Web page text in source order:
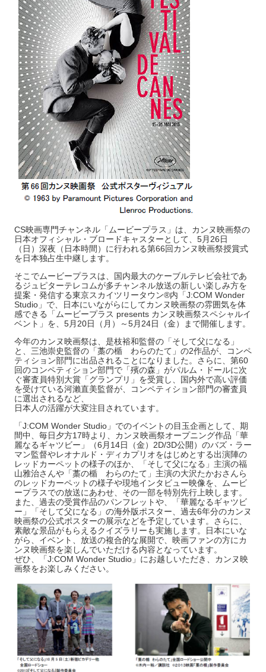
CS映画専門チャンネル「ムービープラス」は、カンヌ映画祭の
日本オフィシャル・ブロードキャスターとして、5月26日
（日）深夜（日本時間）に行われる第66回カンヌ映画祭授賞式
を日本独占生中継します。
そこでムービープラスは、国内最大のケーブルテレビ会社であ
るジュピターテレコムが多チャンネル放送の新しい楽しみ方を
提案・発信する東京スカイツリータウン®内「J:COM Wonder
Studio」で、日本にいながらにしてカンヌ映画祭の雰囲気を体
感できる「ムービープラス presents カンヌ映画祭スペシャルイ
ベント」を、5月20日（月）～5月24日（金）まで開催します。
今年のカンヌ映画祭は、是枝裕和監督の「そして父になる」
と、三池崇史監督の「藁の楯 わらのたて」の2作品が、コンペ
ティション部門に出品されることになりました。さらに、第60
回のコンペティション部門で「殯の森」がパルム・ドールに次
ぐ審査員特別大賞「グランプリ」を受賞し、国内外で高い評価
を受けている河瀨直美監督が、コンペティション部門の審査員
に選出されるなど、
日本人の活躍が大変注目されています。
「J:COM Wonder Studio」でのイベントの目玉企画として、期
間中、毎日夕方17時より、カンヌ映画祭オープニング作品「華
麗なるギャツビー」（6月14日（金）2D/3D公開）のバズ・ラー
マン監督やレオナルド・ディカプリオをはじめとする出演陣の
レッドカーペットの様子のほか、「そして父になる」主演の福
山雅治さんや「藁の楯 わらのたて」主演の大沢たかおさんら
のレッドカーペットの様子や現地インタビュー映像を、ムービ
ープラスでの放送にあわせ、その一部を特別先行上映します。
また、過去の受賞作品のパンフレットや、「華麗なるギャツビ
ー」「そして父になる」の海外版ポスター、過去6年分のカンヌ
映画祭の公式ポスターの展示などを予定しています。さらに、
素敵な景品がもらえるクイズラリーも実施します。日本にいな
がら、イベント、放送の複合的な展開で、映画ファンの方にカ
ンヌ映画祭を楽しんでいただける内容となっています。
ぜひ、「J:COM Wonder Studio」にお越しいただき、カンヌ映
画祭をお楽しみください。